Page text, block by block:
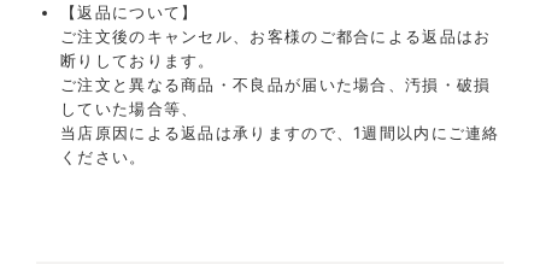
【返品について】
ご注文後のキャンセル、お客様のご都合による返品はお
断りしております。
ご注文と異なる商品・不良品が届いた場合、汚損・破損
していた場合等、
当店原因による返品は承りますので、1週間以内にご連絡
ください。